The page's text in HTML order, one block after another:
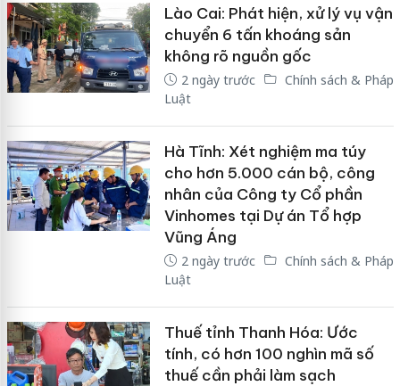
Lào Cai: Phát hiện, xử lý vụ vận
chuyển 6 tấn khoáng sản
không rõ nguồn gốc
2 ngày trước
Chính sách & Pháp
Luật
Hà Tĩnh: Xét nghiệm ma túy
cho hơn 5.000 cán bộ, công
nhân của Công ty Cổ phần
Vinhomes tại Dự án Tổ hợp
Vũng Áng
2 ngày trước
Chính sách & Pháp
Luật
Thuế tỉnh Thanh Hóa: Ước
tính, có hơn 100 nghìn mã số
thuế cần phải làm sạch